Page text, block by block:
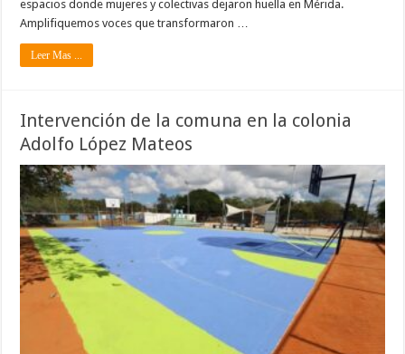
espacios donde mujeres y colectivas dejaron huella en Mérida.
Amplifiquemos voces que transformaron …
Leer Mas ...
Intervención de la comuna en la colonia
Adolfo López Mateos